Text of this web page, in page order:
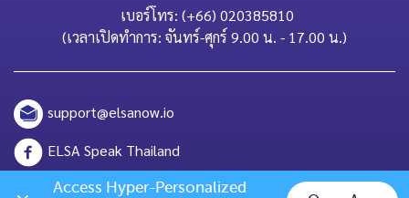
เบอร์โทร: (+66) 020385810
(เวลาเปิดทำการ: จันทร์-ศุกร์ 9.00 น. - 17.00 น.)
support@elsanow.io
ELSA Speak Thailand
Channel ID: @elsaspeak
Access Hyper-Personalized